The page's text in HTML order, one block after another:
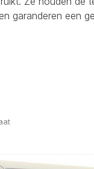
garanderen een